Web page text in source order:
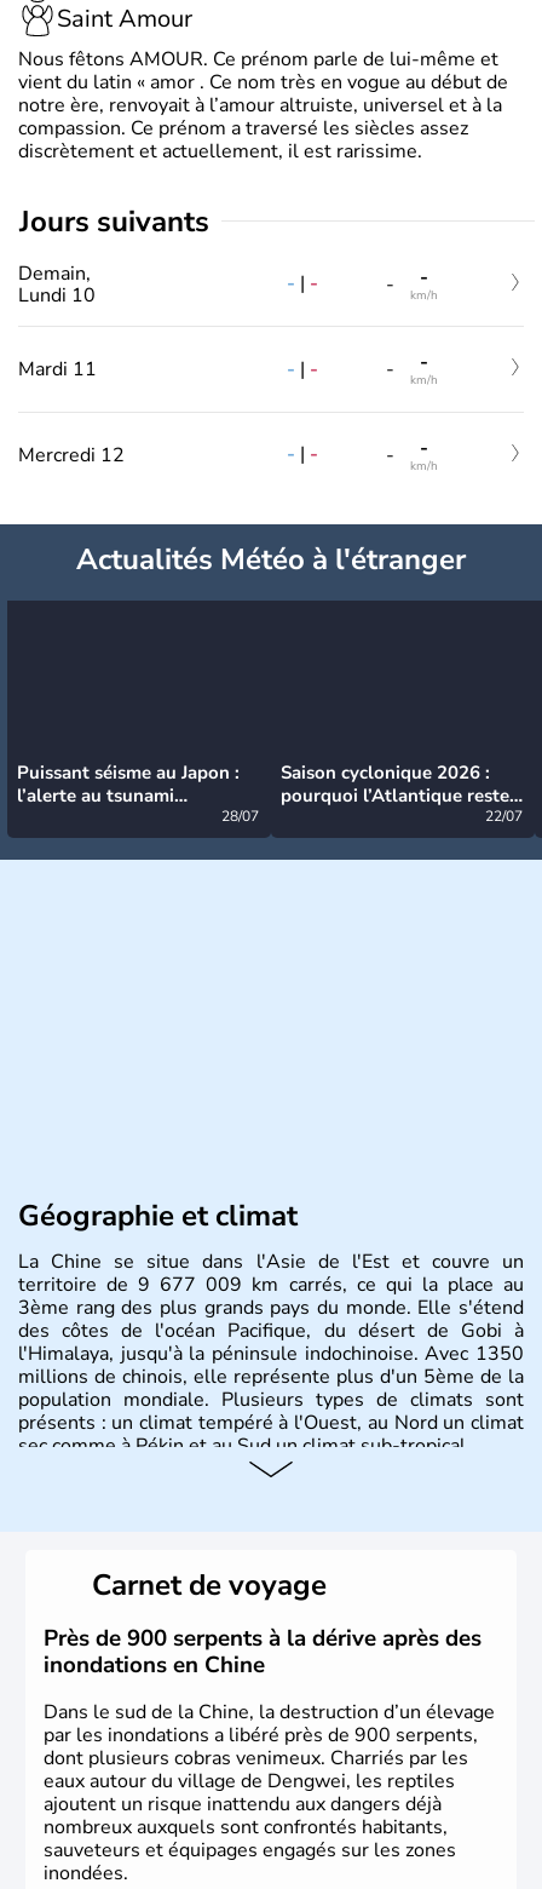
Saint Amour
Nous fêtons AMOUR. Ce prénom parle de lui-même et
vient du latin « amor . Ce nom très en vogue au début de
notre ère, renvoyait à l’amour altruiste, universel et à la
compassion. Ce prénom a traversé les siècles assez
discrètement et actuellement, il est rarissime.
jours suivants
Demain,
Lundi 10
- | - - -
km/h
Mardi 11 - | - - -
km/h
Mercredi 12 - | - - -
km/h
Actualités Météo à l'étranger
Puissant séisme au Japon :
l’alerte au tsunami
28/07
Saison cyclonique 2026 :
pourquoi l’Atlantique reste
22/07
Géographie et climat
La Chine se situe dans l'Asie de l'Est et couvre un
territoire de 9 677 009 km carrés, ce qui la place au
3ème rang des plus grands pays du monde. Elle s'étend
des côtes de l'océan Pacifique, du désert de Gobi à
l'Himalaya, jusqu'à la péninsule indochinoise. Avec 1350
millions de chinois, elle représente plus d'un 5ème de la
population mondiale. Plusieurs types de climats sont
présents : un climat tempéré à l'Ouest, au Nord un climat
sec comme à Pékin et au Sud un climat sub-tropical.
dynasties. La dynastie Qing a été la dernière à régner
jusqu'aux guerres de l'opium lorsque la Chine s'est
constituée comme nation et a retrouvé son indépendance
en 1945. Illustre pays en matière d'inventions avant-
gardistes, la Chine a été la première utilisatrice du papier,
de l'imprimerie à caractères mobiles, de la boussole et de
la poudre à canon.
Carnet de voyage
Près de 900 serpents à la dérive après des
inondations en Chine
Dans le sud de la Chine, la destruction d’un élevage
par les inondations a libéré près de 900 serpents,
dont plusieurs cobras venimeux. Charriés par les
eaux autour du village de Dengwei, les reptiles
ajoutent un risque inattendu aux dangers déjà
nombreux auxquels sont confrontés habitants,
sauveteurs et équipages engagés sur les zones
inondées.